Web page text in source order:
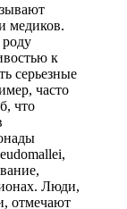
медиков.
к
серьезные
часто
что
Люди,
отмечают